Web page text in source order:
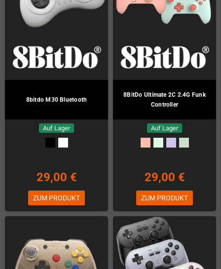
8bitdo M30 Bluetooth
Auf Lager
29,00 €
ZUM PRODUKT
8BitDo Ultimate 2C 2.4G Funk
Controller
Auf Lager
29,00 €
ZUM PRODUKT